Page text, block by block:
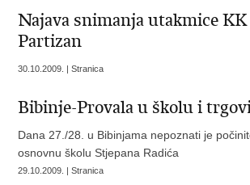
Najava snimanja utakmice
Partizan
30.10.2009. | Stranica
Bibinje-Provala u školu i
Dana 27./28. u Bibinjama nepoznati je
osnovnu školu Stjepana Radića
29.10.2009. | Stranica